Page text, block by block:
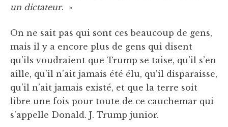
un dictateur. »
On ne sait pas qui sont ces beaucoup de gens,
mais il y a encore plus de gens qui disent
qu’ils voudraient que Trump se taise, qu’il s’en
aille, qu’il n’ait jamais été élu, qu’il disparaisse,
qu’il n’ait jamais existé, et que la terre soit
libre une fois pour toute de ce cauchemar qui
s’appelle Donald. J. Trump junior.